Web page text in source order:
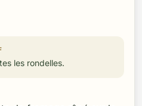
les rondelles.